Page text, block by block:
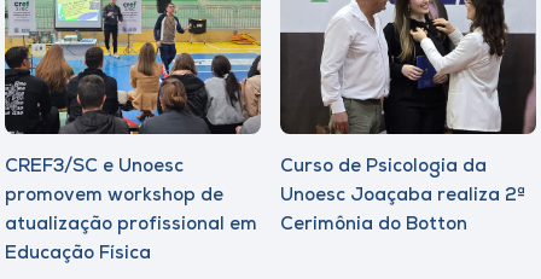
CREF3/SC e Unoesc
promovem workshop de
atualização profissional em
Educação Física
Curso de Psicologia da
Unoesc Joaçaba realiza 2ª
Cerimônia do Botton